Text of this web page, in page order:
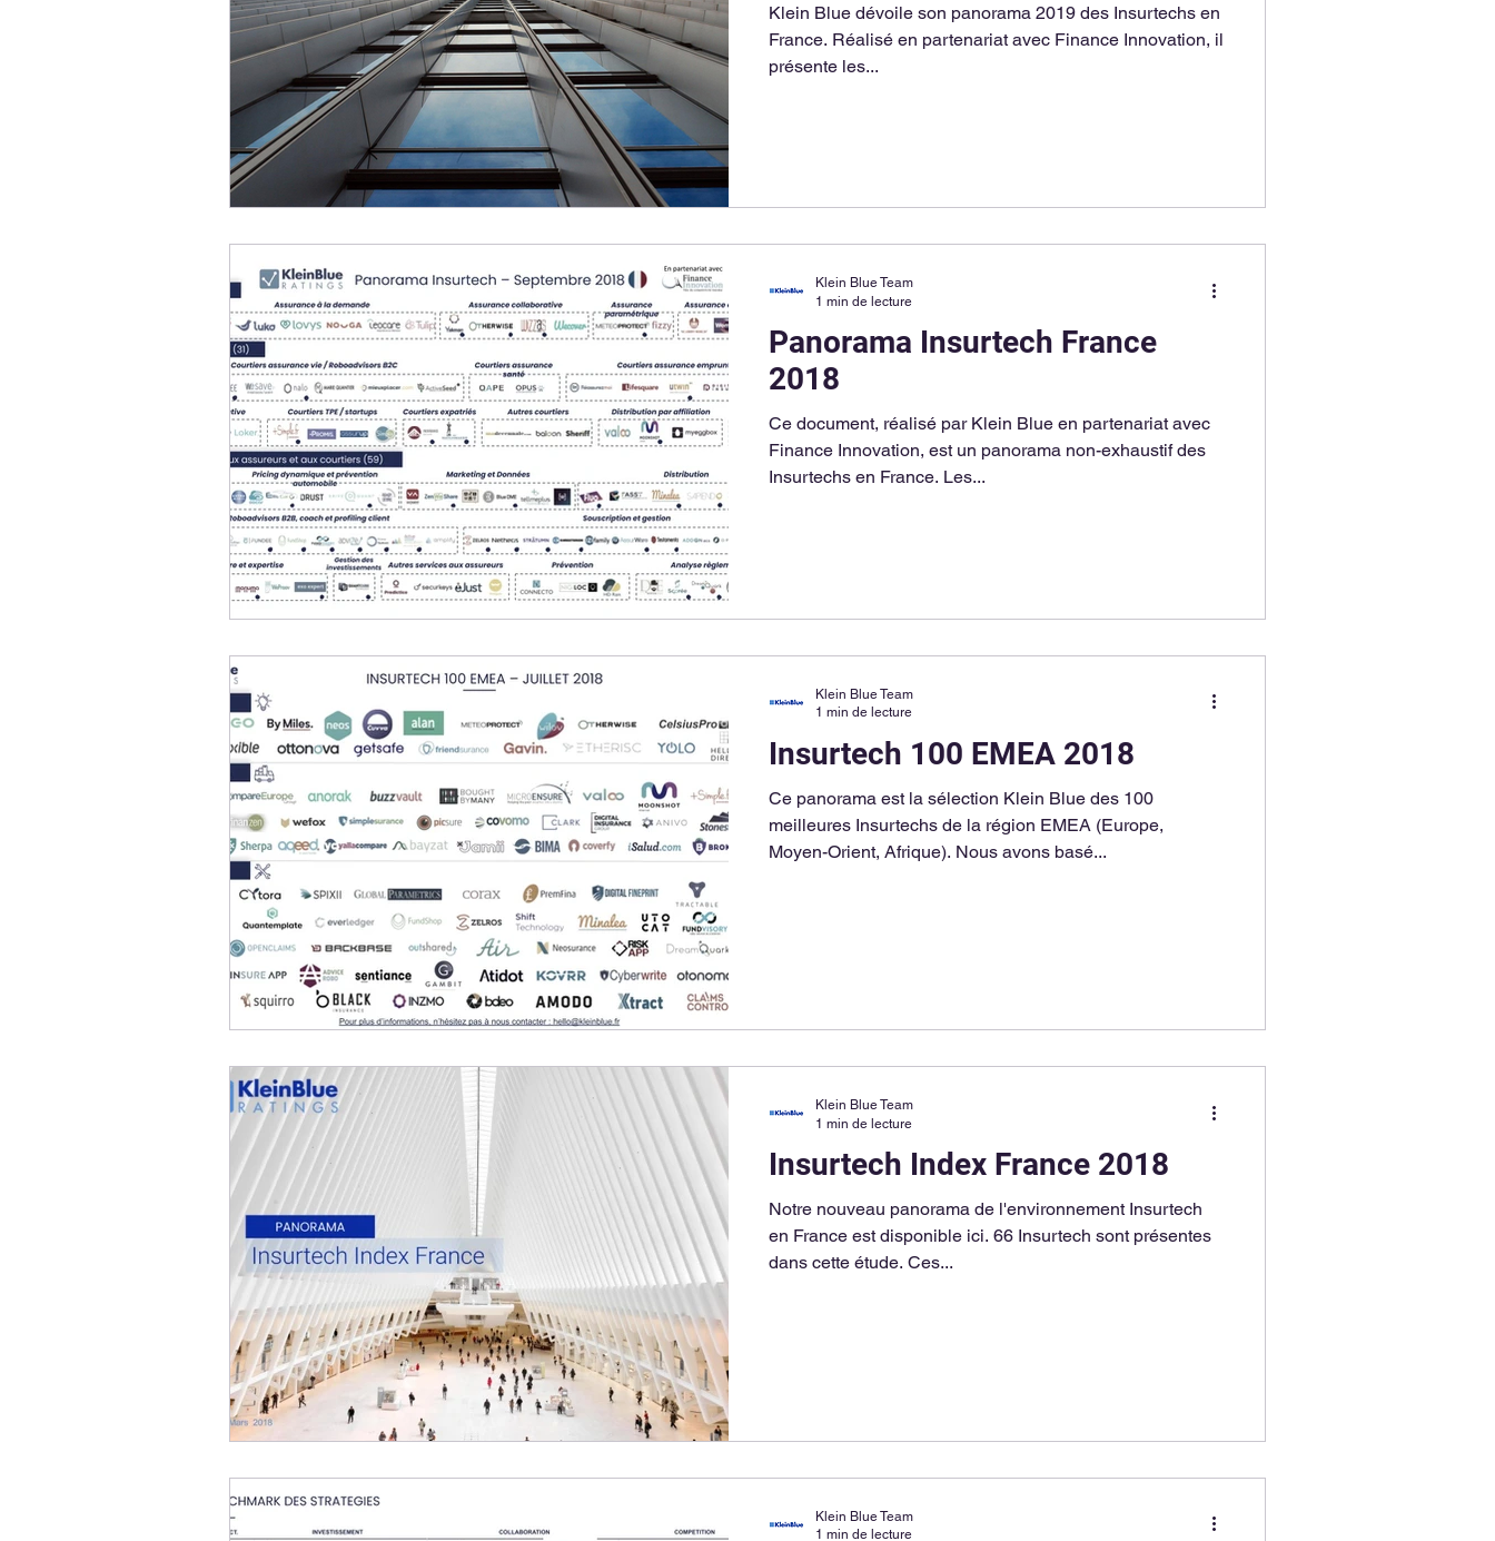
Klein Blue dévoile son panorama 2019 des Insurtechs en
France. Réalisé en partenariat avec Finance Innovation, il
présente les...
Panorama Insurtech France
2018
Ce document, réalisé par Klein Blue en partenariat avec
Finance Innovation, est un panorama non-exhaustif des
Insurtechs en France. Les...
Klein Blue Team
1 min de lecture
Insurtech 100 EMEA 2018
Ce panorama est la sélection Klein Blue des 100
meilleures Insurtechs de la région EMEA (Europe,
Moyen-Orient, Afrique). Nous avons basé...
Klein Blue Team
1 min de lecture
Insurtech Index France 2018
Notre nouveau panorama de l'environnement Insurtech
en France est disponible ici. 66 Insurtech sont présentes
dans cette étude. Ces...
Klein Blue Team
1 min de lecture
Klein Blue Team
1 min de lecture